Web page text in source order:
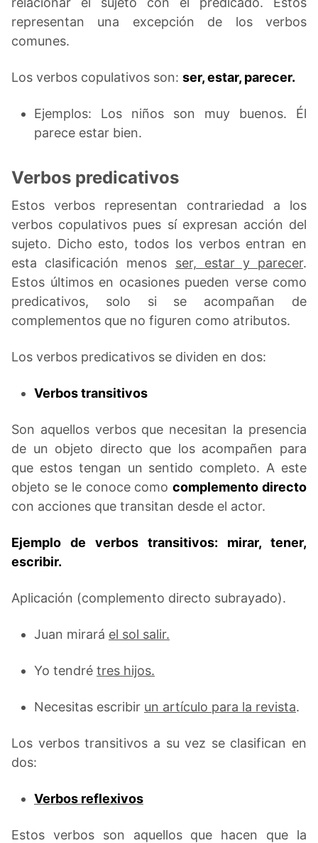
representan una excepción de los verbos
comunes.
Los verbos copulativos son: ser, estar, parecer.
Ejemplos: Los niños son muy buenos. Él
parece estar bien.
Verbos predicativos
Estos verbos representan contrariedad a los
verbos copulativos pues sí expresan acción del
sujeto. Dicho esto, todos los verbos entran en
esta clasificación menos ser, estar y parecer.
Estos últimos en ocasiones pueden verse como
predicativos, solo si se acompañan de
complementos que no figuren como atributos.
Los verbos predicativos se dividen en dos:
Verbos transitivos
Son aquellos verbos que necesitan la presencia
de un objeto directo que los acompañen para
que estos tengan un sentido completo. A este
objeto se le conoce comocomplemento directo
con acciones que transitan desde el actor.
Ejemplo de verbos transitivos: mirar, tener,
escribir.
Aplicación (complemento directo subrayado).
Juan mirará el sol salir.
Yo tendré tres hijos.
Necesitas escribir un artículo para la revista.
Los verbos transitivos a su vez se clasifican en
dos:
Verbos reflexivos
Estos verbos son aquellos que hacen que la